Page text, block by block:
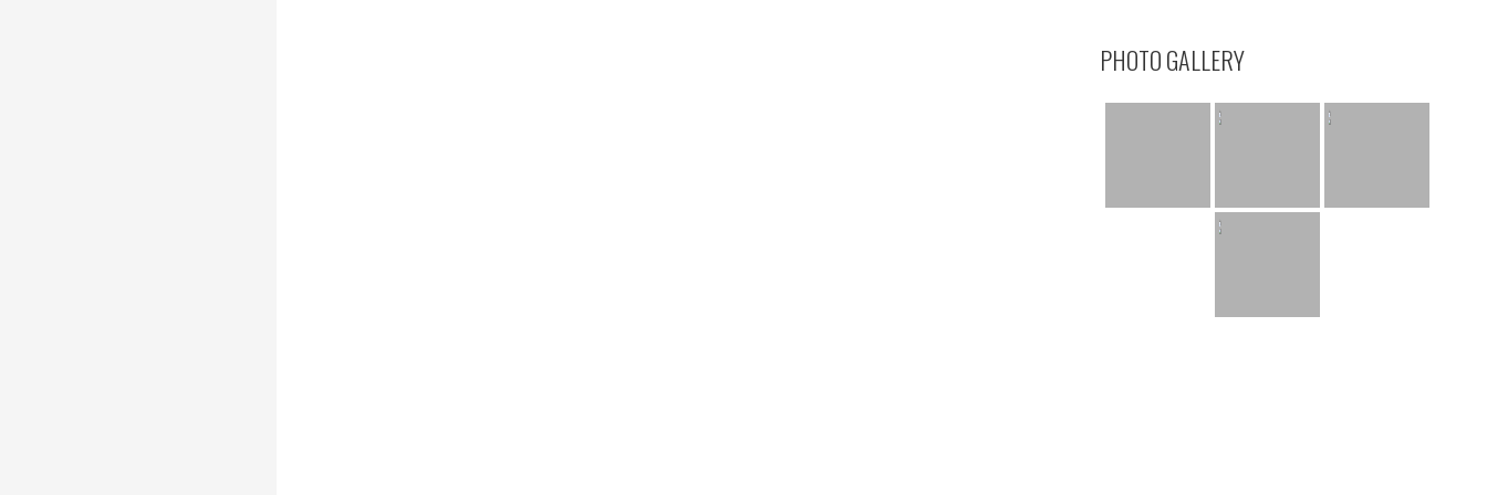
PHOTO GALLERY